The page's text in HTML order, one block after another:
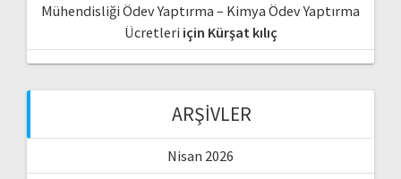
Mühendisliği Ödev Yaptırma – Kimya Ödev Yaptırma
Ücretleri için Kürşat kılıç
ARŞIVLER
Nisan 2026